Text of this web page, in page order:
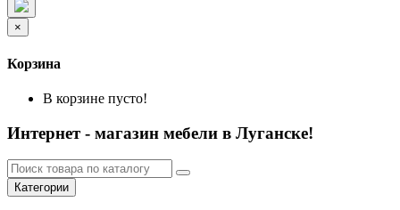
×
Корзина
В корзине пусто!
Интернет - магазин мебели в Луганске!
Категории